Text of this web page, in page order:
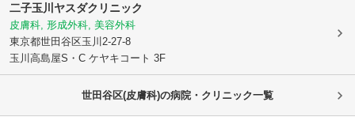
二子玉川ヤスダクリニック
皮膚科, 形成外科, 美容外科
東京都世田谷区玉川2-27-8
玉川高島屋S・C ケヤキコート 3F
世田谷区(皮膚科)の病院・クリニック一覧